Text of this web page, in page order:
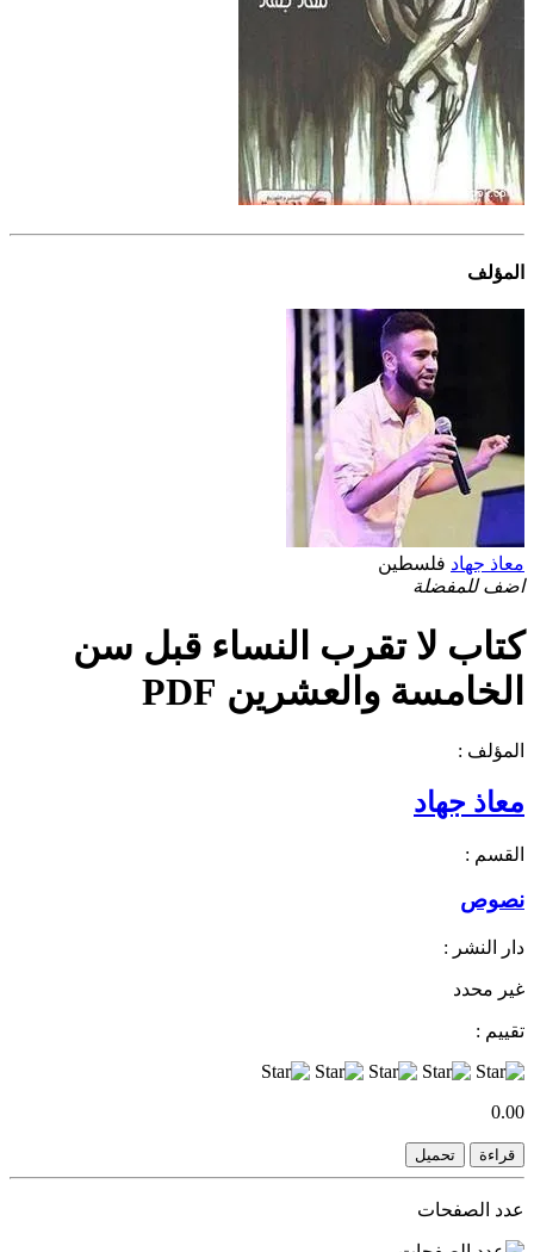
المؤلف
معاذ جهاد فلسطين
اضف للمفضلة
كتاب لا تقرب النساء قبل سن
الخامسة والعشرين PDF
المؤلف :
معاذ جهاد
القسم :
نصوص
دار النشر :
غير محدد
تقييم :
0.00
قراءة تحميل
عدد الصفحات